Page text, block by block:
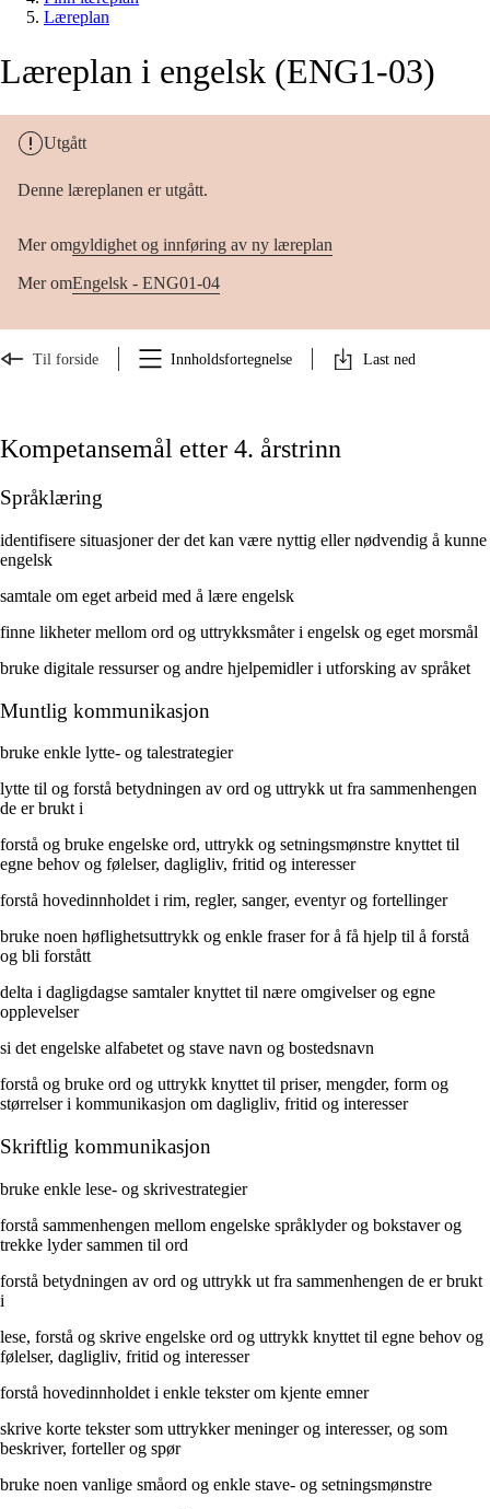
Læreplan
Læreplan i engelsk (ENG1-03)
Utgått
Denne læreplanen er utgått.
Mer omgyldighet og innføring av ny læreplan
Mer omEngelsk - ENG01-04
Til forside Innholdsfortegnelse Last ned
Kompetansemål etter 4. årstrinn
Språklæring
identifisere situasjoner der det kan være nyttig eller nødvendig å kunne
engelsk
samtale om eget arbeid med å lære engelsk
finne likheter mellom ord og uttrykksmåter i engelsk og eget morsmål
bruke digitale ressurser og andre hjelpemidler i utforsking av språket
Muntlig kommunikasjon
bruke enkle lytte- og talestrategier
lytte til og forstå betydningen av ord og uttrykk ut fra sammenhengen
de er brukt i
forstå og bruke engelske ord, uttrykk og setningsmønstre knyttet til
egne behov og følelser, dagligliv, fritid og interesser
forstå hovedinnholdet i rim, regler, sanger, eventyr og fortellinger
bruke noen høflighetsuttrykk og enkle fraser for å få hjelp til å forstå
og bli forstått
delta i dagligdagse samtaler knyttet til nære omgivelser og egne
opplevelser
si det engelske alfabetet og stave navn og bostedsnavn
forstå og bruke ord og uttrykk knyttet til priser, mengder, form og
størrelser i kommunikasjon om dagligliv, fritid og interesser
Skriftlig kommunikasjon
bruke enkle lese- og skrivestrategier
forstå sammenhengen mellom engelske språklyder og bokstaver og
trekke lyder sammen til ord
forstå betydningen av ord og uttrykk ut fra sammenhengen de er brukt
i
lese, forstå og skrive engelske ord og uttrykk knyttet til egne behov og
følelser, dagligliv, fritid og interesser
forstå hovedinnholdet i enkle tekster om kjente emner
skrive korte tekster som uttrykker meninger og interesser, og som
beskriver, forteller og spør
bruke noen vanlige småord og enkle stave- og setningsmønstre